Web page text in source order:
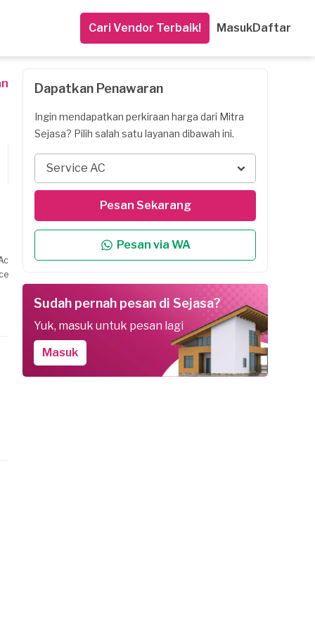
Cari Vendor Terbaik! MasukDaftar
Dapatkan Penawaran
Ingin mendapatkan perkiraan harga dari Mitra
Sejasa? Pilih salah satu layanan dibawah ini.
Service AC
Pesan Sekarang
Pesan via WA
Sudah pernah pesan di Sejasa?
Yuk, masuk untuk pesan lagi
Masuk